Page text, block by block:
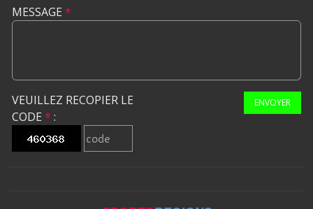
MESSAGE *
VEUILLEZ RECOPIER LE
CODE * :
ENVOYER